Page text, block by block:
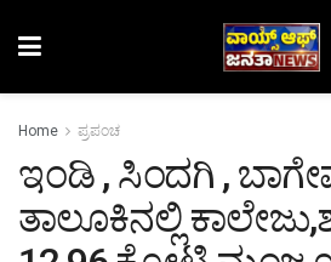
Home ಪ್ರಪಂಚ
ಇಂಡಿ , ಸಿಂದಗಿ ,
ತಾಲೂಕಿನಲ್ಲಿ